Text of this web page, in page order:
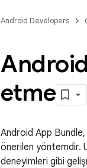
Android Developers
etme
Android App Bundle,
önerilen yöntemdir.
deneyimleri gibi